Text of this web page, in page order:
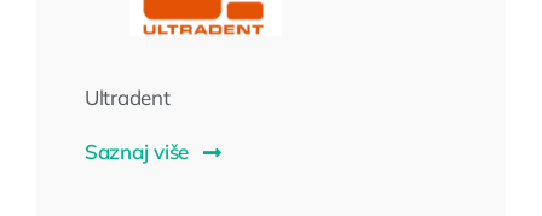
Ultradent
Saznaj više